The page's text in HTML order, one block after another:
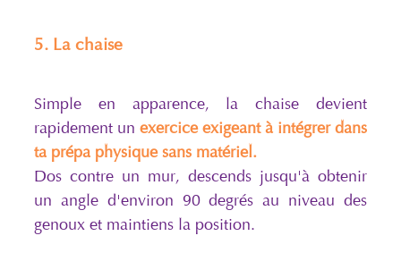
5. La chaise
Simple en apparence, la chaise devient
rapidement un exercice exigeant à intégrer dans
ta prépa physique sans matériel.
Dos contre un mur, descends jusqu'à obtenir
un angle d'environ 90 degrés au niveau des
genoux et maintiens la position.